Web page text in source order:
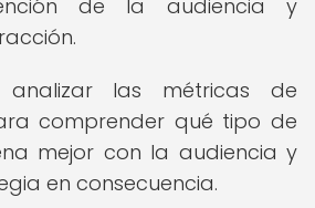
de la audiencia y
analizar las métricas de
comprender qué tipo de
mejor con la audiencia y
en consecuencia.